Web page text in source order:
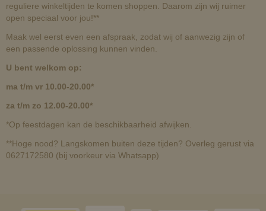
reguliere winkeltijden te komen shoppen. Daarom zijn wij ruimer
open speciaal voor jou!**
Maak wel eerst even een afspraak, zodat wij of aanwezig zijn of
een passende oplossing kunnen vinden.
U bent welkom op:
ma t/m vr 10.00-20.00*
za t/m zo 12.00-20.00*
*Op feestdagen kan de beschikbaarheid afwijken.
**Hoge nood? Langskomen buiten deze tijden? Overleg gerust via
0627172580 (bij voorkeur via Whatsapp)